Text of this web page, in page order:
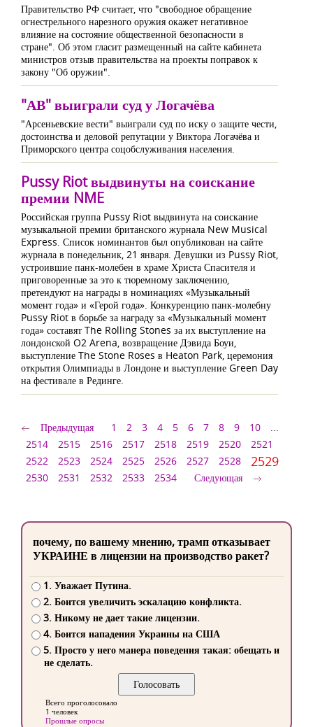
Правительство РФ считает, что "свободное обращение
огнестрельного нарезного оружия окажет негативное
влияние на состояние общественной безопасности в
стране". Об этом гласит размещенный на сайте кабинета
министров отзыв правительства на проекты поправок к
закону "Об оружии".
"АВ" выиграли суд у Логачёва
"Арсеньевские вести" выиграли суд по иску о защите чести,
достоинства и деловой репутации у Виктора Логачёва и
Приморского центра соцобслуживания населения.
Pussy Riot выдвинуты на соискание
премии NME
Российская группа Pussy Riot выдвинута на соискание
музыкальной премии британского журнала New Musical
Express. Список номинантов был опубликован на сайте
журнала в понедельник, 21 января. Девушки из Pussy Riot,
устроившие панк-молебен в храме Христа Спасителя и
приговоренные за это к тюремному заключению,
претендуют на награды в номинациях «Музыкальный
момент года» и «Герой года». Конкуренцию панк-молебну
Pussy Riot в борьбе за награду за «Музыкальный момент
года» составят The Rolling Stones за их выступление на
лондонской O2 Arena, возвращение Дэвида Боуи,
выступление The Stone Roses в Heaton Park, церемония
открытия Олимпиады в Лондоне и выступление Green Day
на фестивале в Рединге.
Предыдущая 1 2 3 4 5 6 7 8 9 10
...
2514
2515 2516 2517 2518 2519 2520
2521
2522
2523 2524 2525 2526 2527 2528 2529
2530 2531 2532 2533 2534 Следующая
почему, по вашему мнению, трамп отказывает
УКРАИНЕ в лицензии на производство ракет?
1. Уважает Путина.
2. Боится увеличить эскалацию конфликта.
3. Никому не дает такие лицензии.
4. Боится нападения Украины на США
5. Просто у него манера поведения такая: обещать и
не сделать.
Всего проголосовало
1 человек
Прошлые опросы